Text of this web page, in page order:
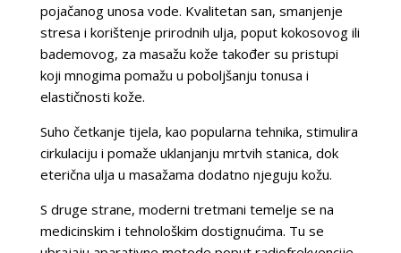
pojačanog unosa vode. Kvalitetan san, smanjenje
stresa i korištenje prirodnih ulja, poput kokosovog ili
bademovog, za masažu kože također su pristupi
koji mnogima pomažu u poboljšanju tonusa i
elastičnosti kože.
Suho četkanje tijela, kao popularna tehnika, stimulira
cirkulaciju i pomaže uklanjanju mrtvih stanica, dok
eterična ulja u masažama dodatno njeguju kožu.
S druge strane, moderni tretmani temelje se na
medicinskim i tehnološkim dostignućima. Tu se